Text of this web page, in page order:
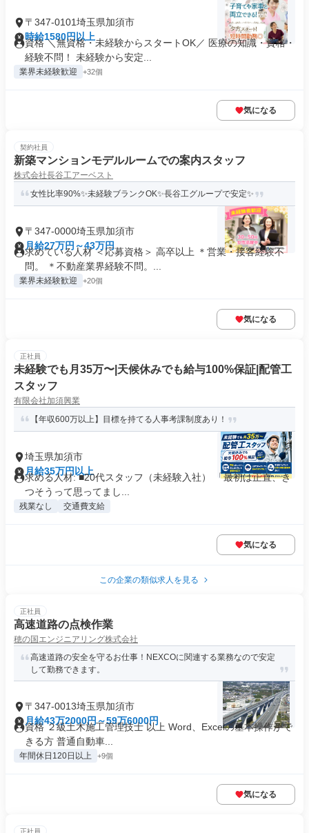
〒347-0101埼玉県加須市
時給1580円以上
資格 ＼無資格・未経験からスタートOK／ 医療の知識・資格・
経験不問！ 未経験から安定...
業界未経験歓迎 +32個
気になる
契約社員
新築マンションモデルルームでの案内スタッフ
株式会社長谷工アーベスト
女性比率90%✨未経験ブランクOK✨長谷工グループで安定✨
〒347-0000埼玉県加須市
月給27万円～43万円
求めている人材 ＜応募資格＞ 高卒以上 ＊営業・接客経験不
問。 ＊不動産業界経験不問。...
業界未経験歓迎 +20個
気になる
正社員
未経験でも月35万〜|天候休みでも給与100%保証|配管工
スタッフ
有限会社加須興業
【年収600万以上】目標を持てる人事考課制度あり！
埼玉県加須市
月給35万円以上
求める人材: ■20代スタッフ（未経験入社） 「最初は正直、き
つそうって思ってまし...
残業なし 交通費支給
気になる
この企業の類似求人を見る
正社員
高速道路の点検作業
穂の国エンジニアリング株式会社
高速道路の安全を守るお仕事！NEXCOに関連する業務なので安定
して勤務できます。
〒347-0013埼玉県加須市
月給43万2000円～59万6000円
資格 ２級土木施工管理技士 以上 Word、Excelの基本操作がで
きる方 普通自動車...
年間休日120日以上 +9個
気になる
正社員